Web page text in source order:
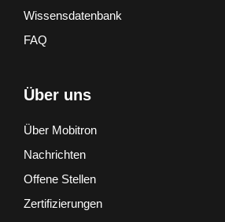
Wissensdatenbank
FAQ
Über uns
Über Mobitron
Nachrichten
Offene Stellen
Zertifizierungen